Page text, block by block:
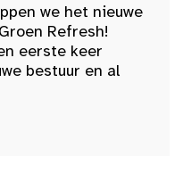
we het nieuwe
Refresh!
eerste keer
bestuur en al